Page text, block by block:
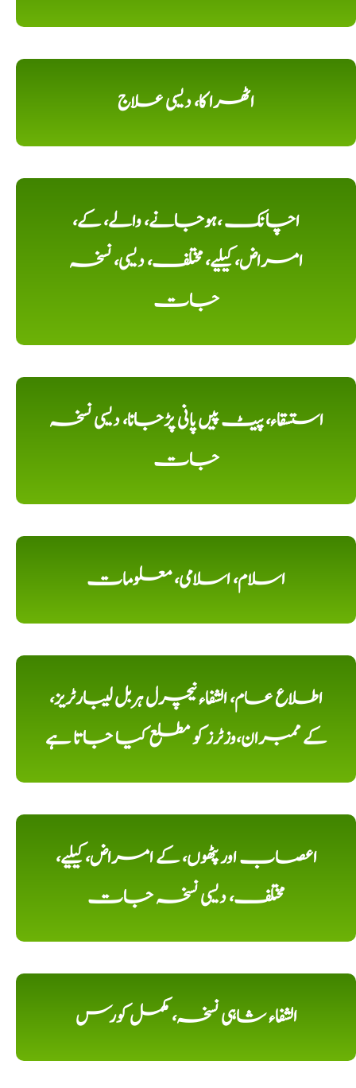
اٹھرا کا، دیسی علاج
اچانک ،ہوجانے، والے، کے،
امراض، کیلیے، مختلف، دیسی، نسخہ
جات
استسقاء، پیٹ پیں پانی پڑجانا، دیسی نسخہ
جات
اسلام، اسلامی، معلومات
اطلاع عام، الشفاء نیچرل ہربل لیبارٹریز،
کے ممبران،وزٹرز کو مطلع کیا جاتا ہے
اعصاب اور پٹھوں، کے امراض، کیلیے،
مختلف، دیسی نسخہ جات
الشفاء شاہی نسخہ، مکمل کورس